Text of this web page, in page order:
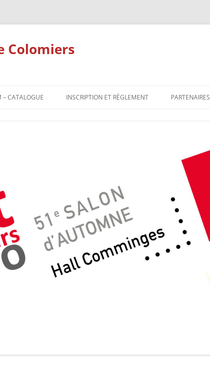
Colomiers
– CATALOGUE
EXPO
INSCRIPTION ET RÈGLEMENT
INSCRIPTION À L’ÉDITION 2025 –
SCULPTURES
RÈGLEMENT
FOIRE AUX QUESTIONS
PARTENAIRES